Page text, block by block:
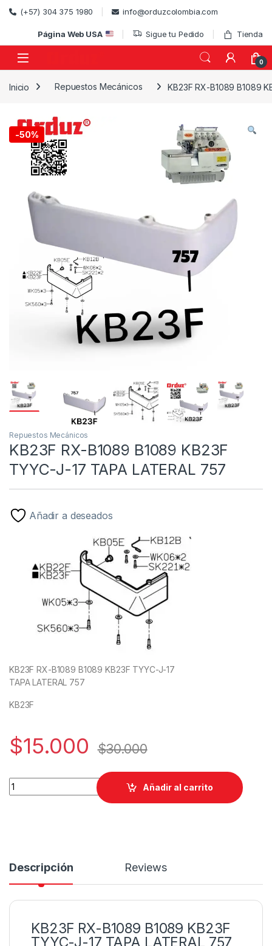
Skip to navigation
Skip to content
(+57) 304 375 1980 info@orduzcolombia.com
Página Web USA Sigue tu Pedido Tienda
0
Inicio Repuestos Mecánicos KB23F RX-B1089 B1089
-50%
Repuestos Mecánicos
KB23F RX-B1089 B1089 KB23F
TYYC-J-17 TAPA LATERAL 757
Añadir a deseados
KB23F RX-B1089 B1089 KB23F TYYC-J-17
TAPA LATERAL 757
KB23F
$15.000 $30.000
KB23F RX-B1089 B1089 KB23F TYYC-J-17 TAPA LATERAL
Añadir al carrito
Descripción Reviews
KB23F RX-B1089 B1089 KB23F
TYYC-J-17 TAPA LATERAL 757